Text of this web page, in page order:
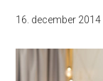
16. december 2014